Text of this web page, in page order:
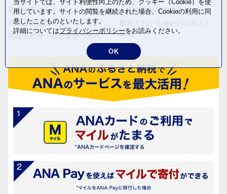
確定申告のしかた
控除上限額シミュレーション
年金受給者・自営業者の方へ
ふるさと納税の流れ
納税
当サイトでは、サイト利便性向上のため、クッキー（Cookie）を使
用しています。サイトの閲覧を継続された場合、Cookieの利用に同
意したことものといたします。
詳細についてはプライバシーポリシーをお読みください。
OK